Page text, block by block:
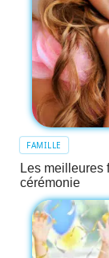
FAMILLE
Les meilleures
cérémonie